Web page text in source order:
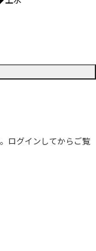
ログインしてからご覧